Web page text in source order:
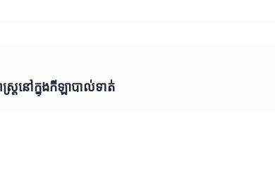
ត្រនៅក្នុងកីឡាបាល់ទាត់